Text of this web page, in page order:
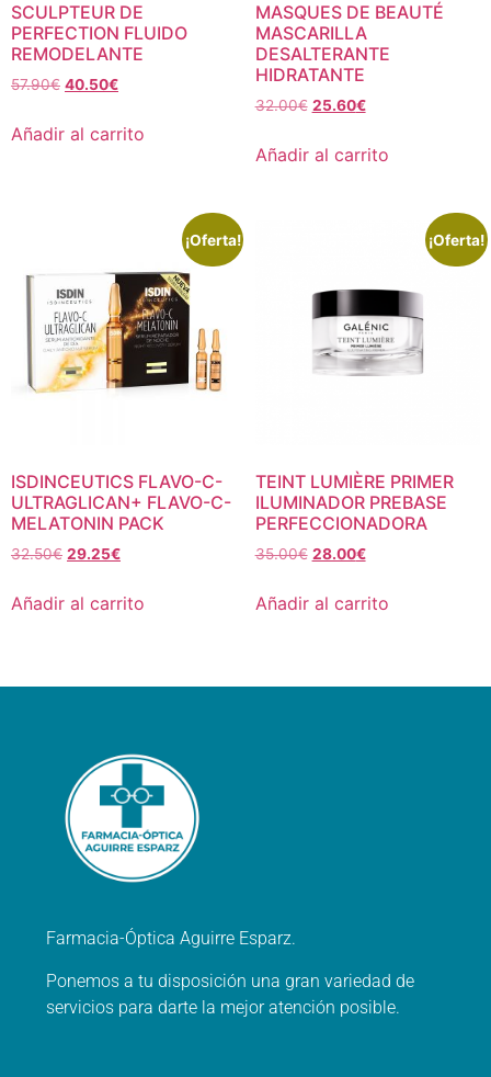
SCULPTEUR DE
PERFECTION FLUIDO
REMODELANTE
57.90€ 40.50€
Añadir al carrito
MASQUES DE BEAUTÉ
MASCARILLA
DESALTERANTE
HIDRATANTE
32.00€ 25.60€
Añadir al carrito
¡Oferta!
ISDINCEUTICS FLAVO-C-
ULTRAGLICAN+ FLAVO-C-
MELATONIN PACK
32.50€ 29.25€
Añadir al carrito
¡Oferta!
TEINT LUMIÈRE PRIMER
ILUMINADOR PREBASE
PERFECCIONADORA
35.00€ 28.00€
Añadir al carrito
Farmacia-Óptica Aguirre Esparz.
Ponemos a tu disposición una gran variedad de
servicios para darte la mejor atención posible.